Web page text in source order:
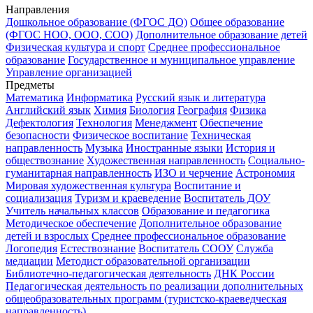
Направления
Дошкольное образование (ФГОС ДО) Общее образование
(ФГОС НОО, ООО, СОО) Дополнительное образование детей
Физическая культура и спорт Среднее профессиональное
образование Государственное и муниципальное управление
Управление организацией
Предметы
Математика Информатика Русский язык и литература
Английский язык Химия Биология География Физика
Дефектология Технология Менеджмент Обеспечение
безопасности Физическое воспитание Техническая
направленность Музыка Иностранные языки История и
обществознание Художественная направленность Социально-
гуманитарная направленность ИЗО и черчение Астрономия
Мировая художественная культура Воспитание и
социализация Туризм и краеведение Воспитатель ДОУ
Учитель начальных классов Образование и педагогика
Методическое обеспечение Дополнительное образование
детей и взрослых Среднее профессиональное образование
Логопедия Естествознание Воспитатель СООУ Служба
медиации Методист образовательной организации
Библиотечно-педагогическая деятельность ДНК России
Педагогическая деятельность по реализации дополнительных
общеобразовательных программ (туристско-краеведческая